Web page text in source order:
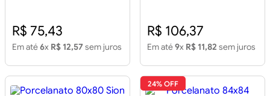
R$ 75,43
Em até6x R$ 12,57 sem juros
R$ 106,37
Em até9x R$ 11,82 sem juros
24% OFF